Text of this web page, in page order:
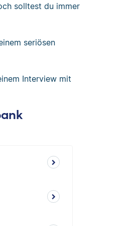
solltest du immer
seriösen
Interview mit